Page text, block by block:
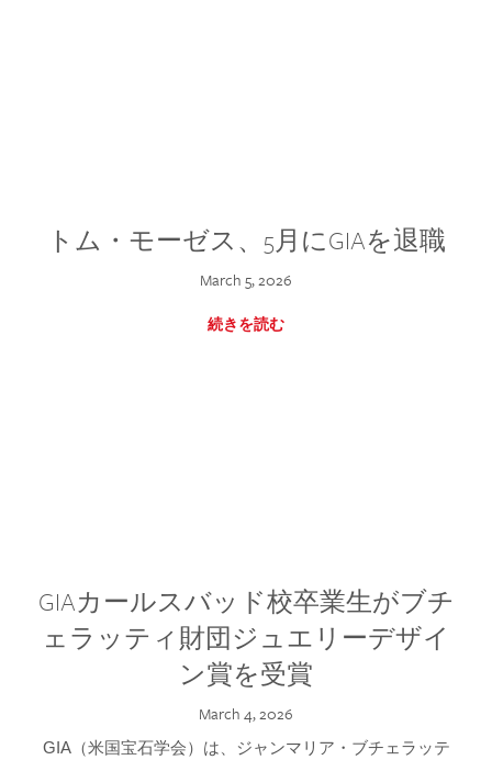
トム・モーゼス、5月にGIAを退職
March 5, 2026
続きを読む
GIAカールスバッド校卒業生がブチ
ェラッティ財団ジュエリーデザイ
ン賞を受賞
March 4, 2026
GIA（米国宝石学会）は、ジャンマリア・ブチェラッテ